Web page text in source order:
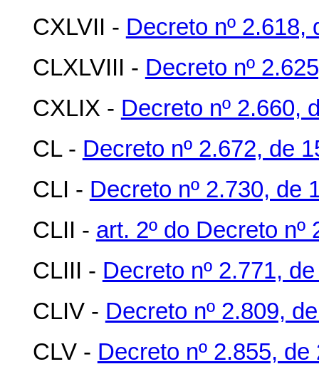
CXLVII - Decreto nº 2.618,
CLXLVIII - Decreto nº
CXLIX - Decreto nº 2.660,
CL - Decreto nº 2.672, de
CLI - Decreto nº 2.730, de
CLII - art. 2º do Decreto
CLIII - Decreto nº 2.771,
CLIV - Decreto nº 2.809,
CLV - Decreto nº 2.855,